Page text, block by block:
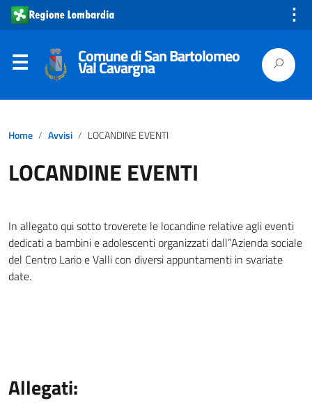
⋮
Comune di San Bartolomeo
Val Cavargna
Home Avvisi LOCANDINE EVENTI
LOCANDINE EVENTI
In allegato qui sotto troverete le locandine relative agli eventi
dedicati a bambini e adolescenti organizzati dall”Azienda sociale
del Centro Lario e Valli con diversi appuntamenti in svariate
date.
Allegati: